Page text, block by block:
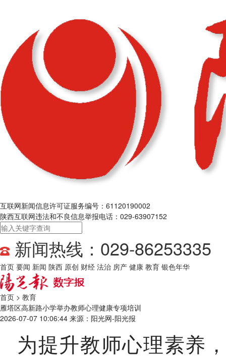
互联网新闻信息许可证服务编号：61120190002
陕西互联网违法和不良信息举报电话：029-63907152
新闻热线：029-86253335
首页 要闻 新闻 陕西 原创 财经 法治 房产 健康 教育 银色年华
首页 > 教育
雁塔区高新路小学举办教师心理健康专项培训
2026-07-07 10:06:44 来源：阳光网-阳光报
为提升教师心理素养